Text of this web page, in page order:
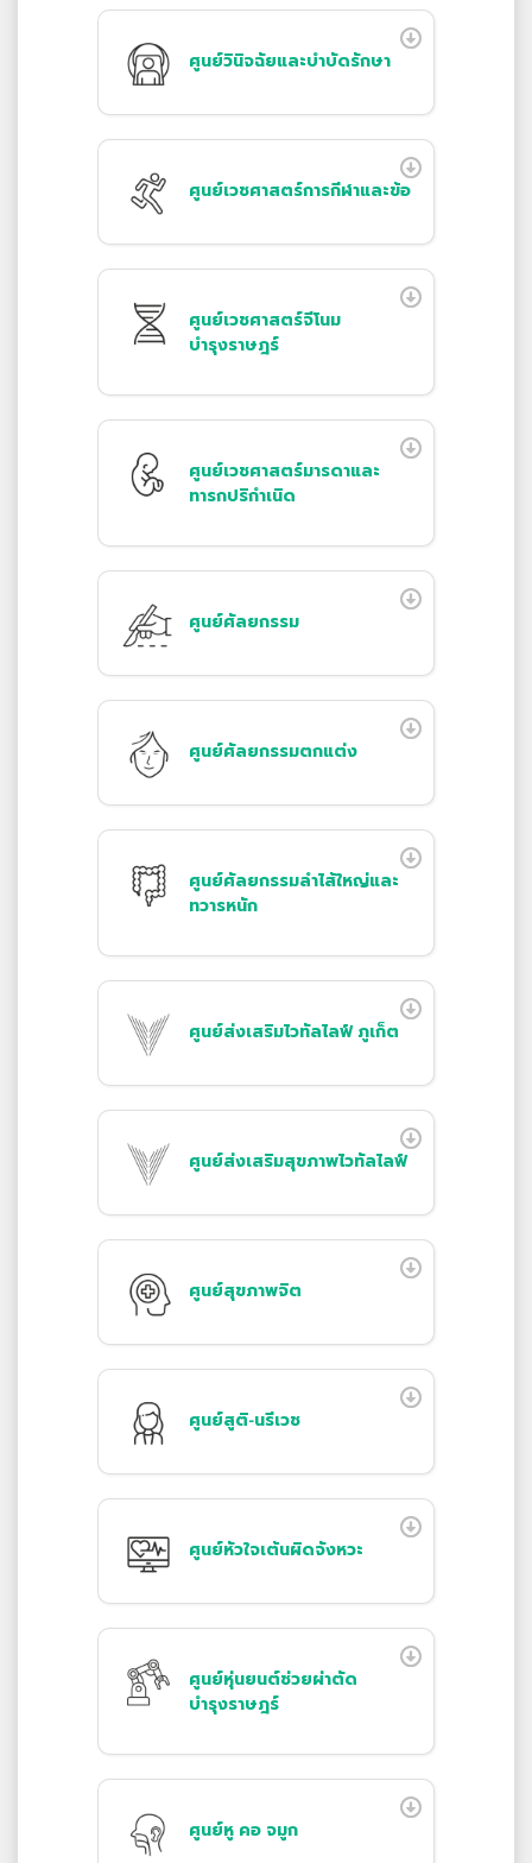
ศูนย์วินิจฉัยและบำบัดรักษา
ศูนย์เวชศาสตร์การกีฬาและข้อ
ศูนย์เวชศาสตร์จีโนม
บำรุงราษฎร์
ศูนย์เวชศาสตร์มารดาและ
ทารกปริกำเนิด
ศูนย์ศัลยกรรม
ศูนย์ศัลยกรรมตกแต่ง
ศูนย์ศัลยกรรมลำไส้ใหญ่และ
ทวารหนัก
ศูนย์ส่งเสริมไวทัลไลฟ์ ภูเก็ต
ศูนย์ส่งเสริมสุขภาพไวทัลไลฟ์
ศูนย์สุขภาพจิต
ศูนย์สูติ-นรีเวช
ศูนย์หัวใจเต้นผิดจังหวะ
ศูนย์หุ่นยนต์ช่วยผ่าตัด
บำรุงราษฎร์
ศูนย์หู คอ จมูก